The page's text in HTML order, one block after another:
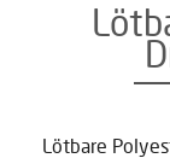
Lötbare